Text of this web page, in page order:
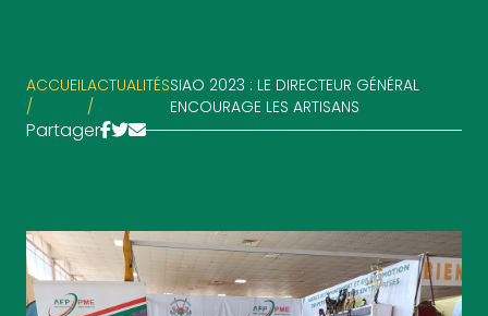
ACCUEIL
/
ACTUALITÉS
/
SIAO 2023 : LE DIRECTEUR GÉNÉRAL
ENCOURAGE LES ARTISANS
Partager